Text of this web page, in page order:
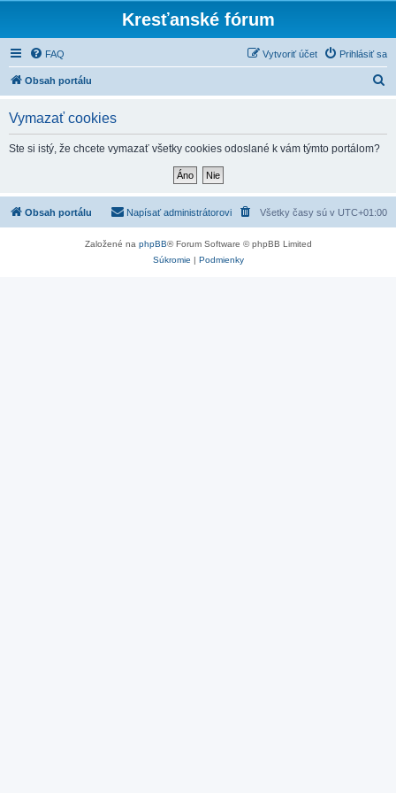
Kresťanské fórum
FAQ Prihlásiť sa
Vytvoriť účet
Obsah portálu
Vymazať cookies
Ste si istý, že chcete vymazať všetky cookies odoslané k vám týmto portálom?
Obsah portálu Všetky časy sú v UTC+01:00
Napísať administrátorovi
Založené na phpBB® Forum Software © phpBB Limited
Súkromie | Podmienky